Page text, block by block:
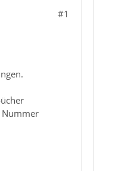
#1
Nummer